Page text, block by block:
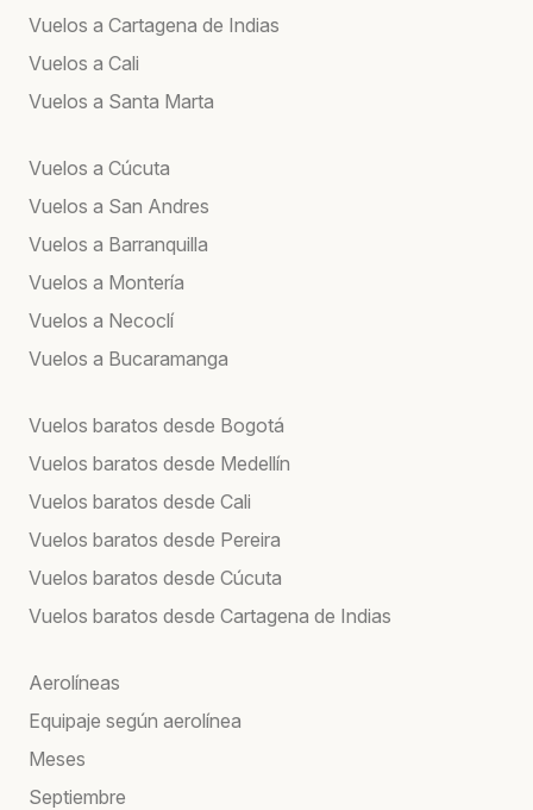
Vuelos a Cartagena de Indias
Vuelos a Cali
Vuelos a Santa Marta
Vuelos a Cúcuta
Vuelos a San Andres
Vuelos a Barranquilla
Vuelos a Montería
Vuelos a Necoclí
Vuelos a Bucaramanga
Vuelos baratos desde Bogotá
Vuelos baratos desde Medellín
Vuelos baratos desde Cali
Vuelos baratos desde Pereira
Vuelos baratos desde Cúcuta
Vuelos baratos desde Cartagena de Indias
Aerolíneas
Equipaje según aerolínea
Meses
Septiembre